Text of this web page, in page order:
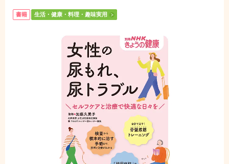
書籍 生活・健康・料理・趣味実用